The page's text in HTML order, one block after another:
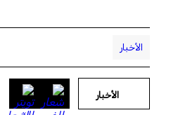
الأخبار
الأخبار